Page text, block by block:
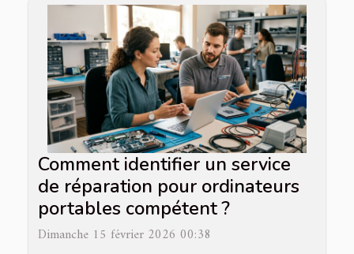
Comment identifier un service
de réparation pour ordinateurs
portables compétent ?
Dimanche 15 février 2026 00:38